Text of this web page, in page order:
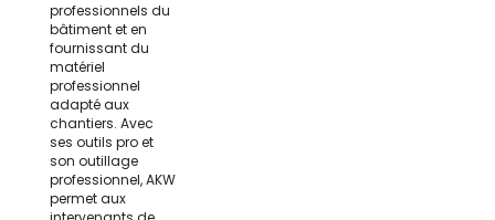
professionnels du
bâtiment et en
fournissant du
matériel
professionnel
adapté aux
chantiers. Avec
ses outils pro et
son outillage
professionnel, AKW
permet aux